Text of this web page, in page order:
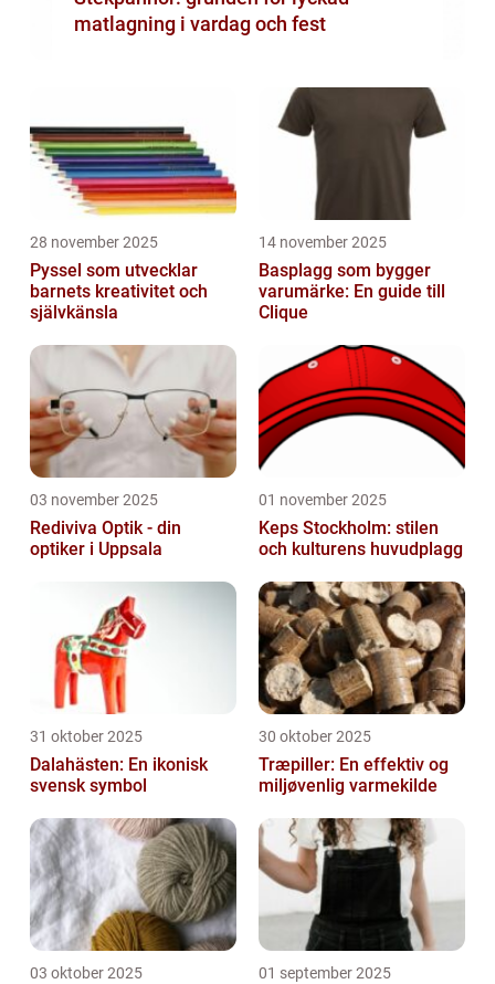
matlagning i vardag och fest
28 november 2025
Pyssel som utvecklar
barnets kreativitet och
självkänsla
14 november 2025
Basplagg som bygger
varumärke: En guide till
Clique
03 november 2025
Rediviva Optik - din
optiker i Uppsala
01 november 2025
Keps Stockholm: stilen
och kulturens huvudplagg
31 oktober 2025
Dalahästen: En ikonisk
svensk symbol
30 oktober 2025
Træpiller: En effektiv og
miljøvenlig varmekilde
03 oktober 2025 01 september 2025